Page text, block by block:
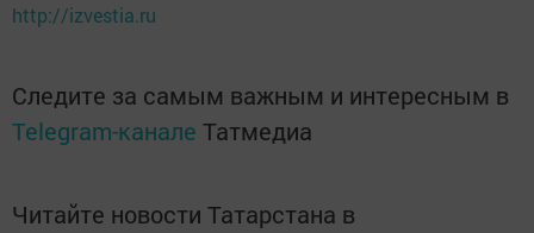
http://izvestia.ru
Следите за самым важным и интересным в
Telegram-канале Татмедиа
Читайте новости Татарстана в